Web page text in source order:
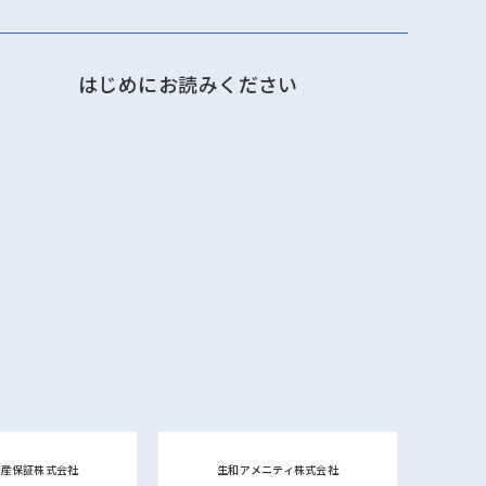
はじめにお読みください
保証株式会社 生和アメニティ株式会社